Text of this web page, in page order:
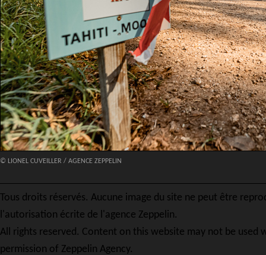
© LIONEL CUVEILLER / AGENCE ZEPPELIN
Tous droits réservés. Aucune image du site ne peut être
l'autorisation écrite de l'agence Zeppelin.
All rights reserved. Content on this website may not be used
permission of Zeppelin Agency.